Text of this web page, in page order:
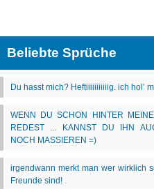
Beliebte Sprüche